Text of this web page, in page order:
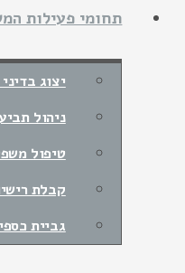
תחומי פעילות
יצוג
ניהול
טיפול
קבלת
גביית